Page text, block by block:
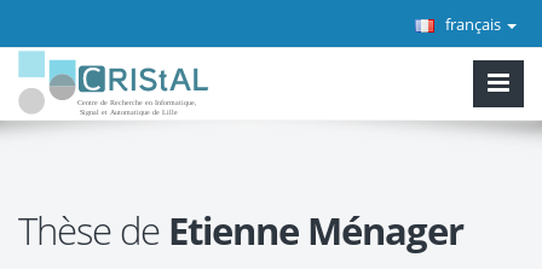
français
Thèse de Etienne Ménager